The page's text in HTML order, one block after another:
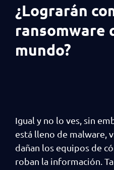
¿Lograrán
ransomware
mundo?
Igual y no lo ves, sin
está lleno de malware,
dañan los equipos de
roban la información.